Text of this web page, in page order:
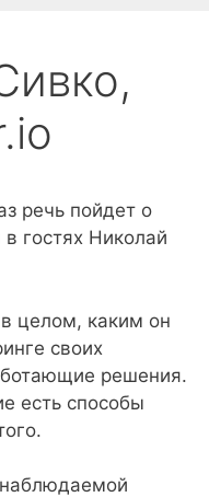
речь пойдет о
гостях Николай
целом, каким он
своих
решения.
есть способы